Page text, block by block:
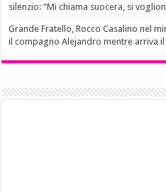
silenzio: “Mi chiama suocera, si
Grande Fratello, Rocco Casalino nel
il compagno Alejandro mentre arriva